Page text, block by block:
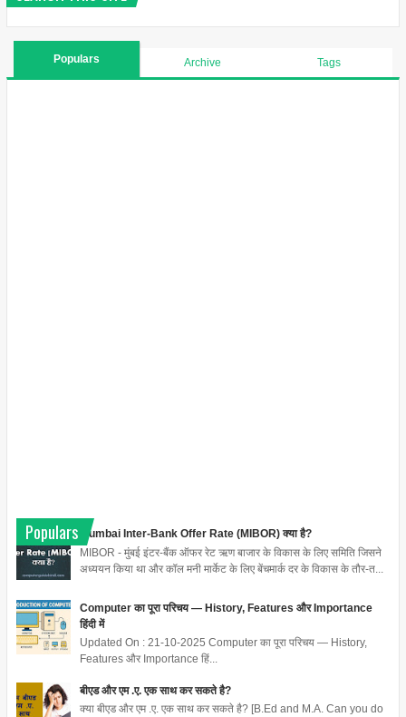
Populars Archive Tags
Populars
Mumbai Inter-Bank Offer Rate (MIBOR) क्या है?
MIBOR - मुंबई इंटर-बैंक ऑफर रेट ऋण बाजार के विकास के लिए समिति जिसने
अध्ययन किया था और कॉल मनी मार्केट के लिए बेंचमार्क दर के विकास के तौर-त...
Computer का पूरा परिचय — History, Features और Importance
हिंदी में
Updated On : 21-10-2025 Computer का पूरा परिचय — History,
Features और Importance हिं...
बीएड और एम .ए. एक साथ कर सकते है?
क्या बीएड और एम .ए. एक साथ कर सकते है? [B.Ed and M.A. Can you do